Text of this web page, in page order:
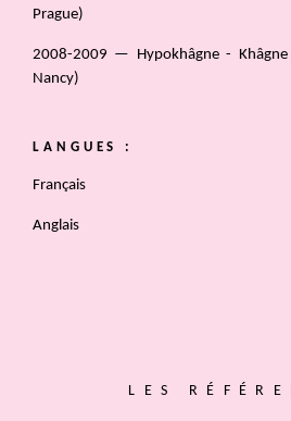
Prague)
2008-2009 — Hypokhâgne - Khâgne
Nancy)
LANGUES :
Français
Anglais
LES